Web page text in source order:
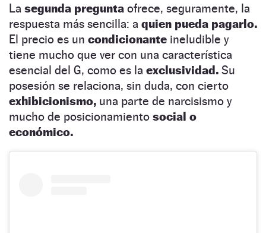
La segunda pregunta ofrece, seguramente, la
respuesta más sencilla: a quien pueda pagarlo.
El precio es un condicionante ineludible y
tiene mucho que ver con una característica
esencial del G, como es la exclusividad. Su
posesión se relaciona, sin duda, con cierto
exhibicionismo, una parte de narcisismo y
mucho de posicionamiento social o
económico.